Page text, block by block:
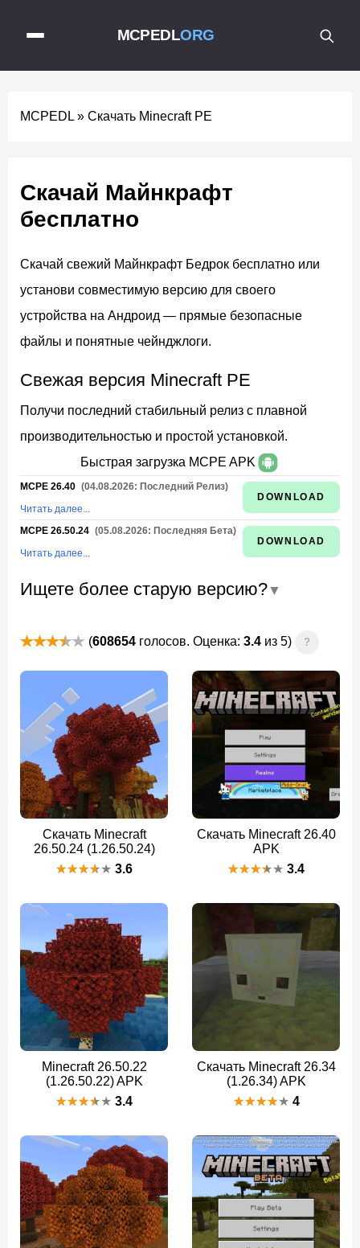
MCPEDLORG
MCPEDL » Скачать Minecraft PE
Скачай Майнкрафт
бесплатно
Скачай свежий Майнкрафт Бедрок бесплатно или
установи совместимую версию для своего
устройства на Андроид — прямые безопасные
файлы и понятные чейнджлоги.
Свежая версия Minecraft PE
Получи последний стабильный релиз с плавной
производительностью и простой установкой.
Быстрая загрузка MCPE APK
MCPE 26.40 (04.08.2026: Последний Релиз)
Читать далее...
DOWNLOAD
MCPE 26.50.24 (05.08.2026: Последняя Бета)
Читать далее...
DOWNLOAD
Ищете более старую версию?
(608654 голосов. Оценка: 3.4 из 5) ?
Скачать Minecraft
26.50.24 (1.26.50.24)
3.6
Скачать Minecraft 26.40
APK
3.4
Minecraft 26.50.22
(1.26.50.22) APK
3.4
Скачать Minecraft 26.34
(1.26.34) APK
4